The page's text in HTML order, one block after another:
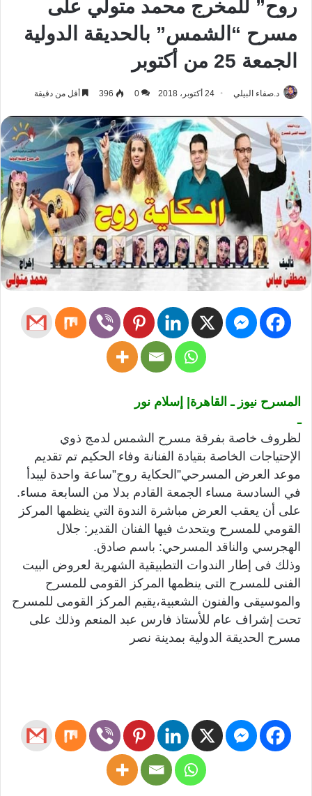
روح” للمخرج محمد متولي على
مسرح “الشمس” بالحديقة الدولية
الجمعة 25 من أكتوبر
د.صفاء البيلي 24 أكتوبر، 2018 0
396 أقل من دقيقة
المسرح نيوز ـ القاهرة| إسلام نور
ـ
لظروف خاصة بفرقة مسرح الشمس لدمج ذوي
الإحتياجات الخاصة بقيادة الفنانة وفاء الحكيم تم تقديم
موعد العرض المسرحي”الحكاية روح”ساعة واحدة ليبدأ
في السادسة مساء الجمعة القادم بدلا من السابعة مساء.
على أن يعقب العرض مباشرة الندوة التي ينظمها المركز
القومي للمسرح ويتحدث فيها الفنان القدير: جلال
الهجرسي والناقد المسرحي: باسم صادق.
وذلك فى إطار الندوات التطبيقية الشهرية لعروض البيت
الفنى للمسرح التى ينظمها المركز القومى للمسرح
والموسيقى والفنون الشعبية،يقيم المركز القومى للمسرح
تحت إشراف عام للأستاذ فارس عبد المنعم وذلك على
مسرح الحديقة الدولية بمدينة نصر